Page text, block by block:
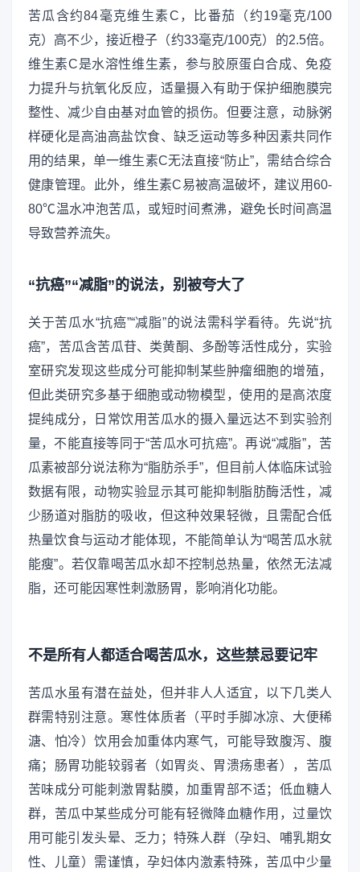
苦瓜含约84毫克维生素C，比番茄（约19毫克/100
克）高不少，接近橙子（约33毫克/100克）的2.5倍。
维生素C是水溶性维生素，参与胶原蛋白合成、免疫
力提升与抗氧化反应，适量摄入有助于保护细胞膜完
整性、减少自由基对血管的损伤。但要注意，动脉粥
样硬化是高油高盐饮食、缺乏运动等多种因素共同作
用的结果，单一维生素C无法直接“防止”，需结合综合
健康管理。此外，维生素C易被高温破坏，建议用60-
80℃温水冲泡苦瓜，或短时间煮沸，避免长时间高温
导致营养流失。
“抗癌”“减脂”的说法，别被夸大了
关于苦瓜水“抗癌”“减脂”的说法需科学看待。先说“抗
癌”，苦瓜含苦瓜苷、类黄酮、多酚等活性成分，实验
室研究发现这些成分可能抑制某些肿瘤细胞的增殖，
但此类研究多基于细胞或动物模型，使用的是高浓度
提纯成分，日常饮用苦瓜水的摄入量远达不到实验剂
量，不能直接等同于“苦瓜水可抗癌”。再说“减脂”，苦
瓜素被部分说法称为“脂肪杀手”，但目前人体临床试验
数据有限，动物实验显示其可能抑制脂肪酶活性，减
少肠道对脂肪的吸收，但这种效果轻微，且需配合低
热量饮食与运动才能体现，不能简单认为“喝苦瓜水就
能瘦”。若仅靠喝苦瓜水却不控制总热量，依然无法减
脂，还可能因寒性刺激肠胃，影响消化功能。
不是所有人都适合喝苦瓜水，这些禁忌要记牢
苦瓜水虽有潜在益处，但并非人人适宜，以下几类人
群需特别注意。寒性体质者（平时手脚冰凉、大便稀
溏、怕冷）饮用会加重体内寒气，可能导致腹泻、腹
痛；肠胃功能较弱者（如胃炎、胃溃疡患者），苦瓜
苦味成分可能刺激胃黏膜，加重胃部不适；低血糖人
群，苦瓜中某些成分可能有轻微降血糖作用，过量饮
用可能引发头晕、乏力；特殊人群（孕妇、哺乳期女
性、儿童）需谨慎，孕妇体内激素特殊，苦瓜中少量